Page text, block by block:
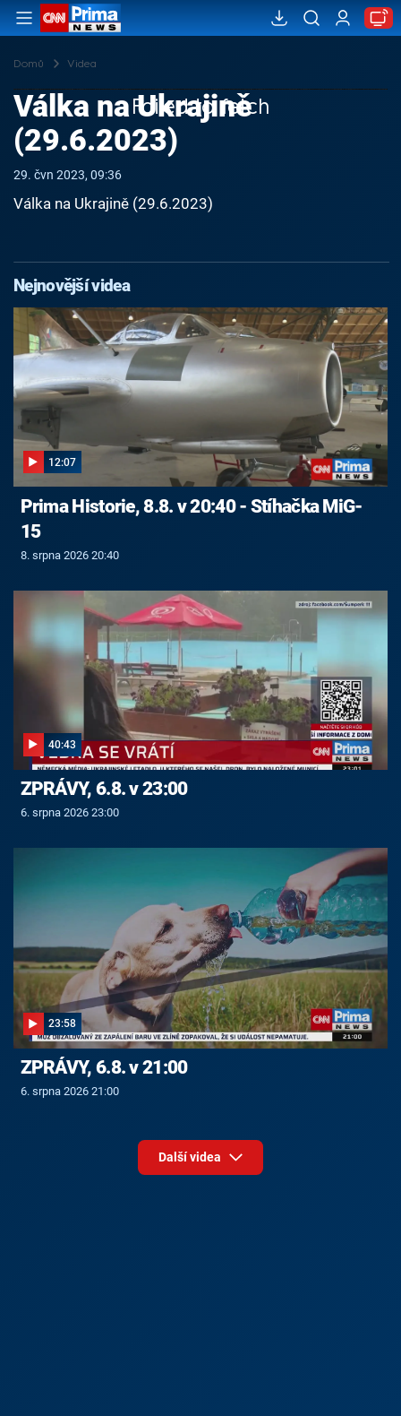
Domů Videa
Failed to fetch
Válka na Ukrajině
(29.6.2023)
29. čvn 2023, 09:36
Válka na Ukrajině (29.6.2023)
Nejnovější videa
12:07
Prima Historie, 8.8. v 20:40 - Stíhačka MiG-
15
8. srpna 2026 20:40
40:43
ZPRÁVY, 6.8. v 23:00
6. srpna 2026 23:00
23:58
ZPRÁVY, 6.8. v 21:00
6. srpna 2026 21:00
Další videa